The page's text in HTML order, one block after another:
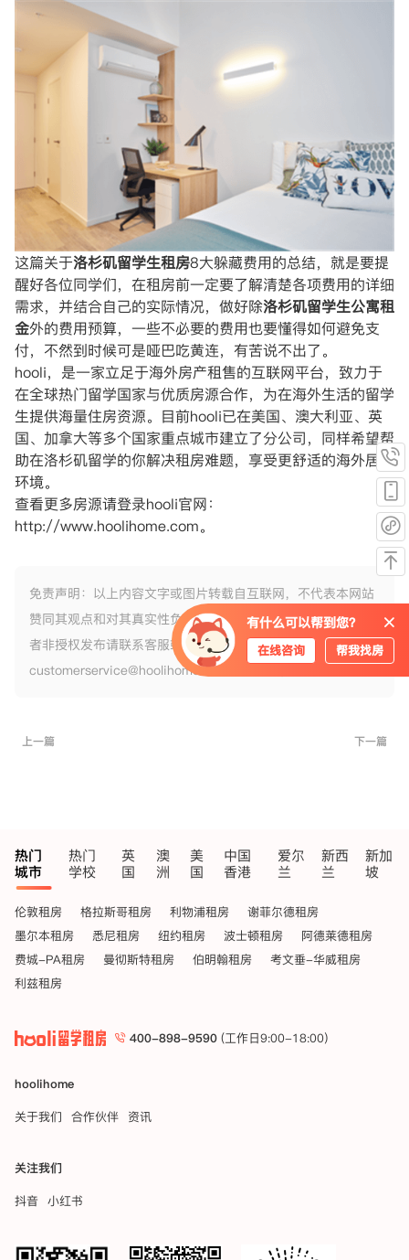
这篇关于洛杉矶留学生租房8大躲藏费用的总结，就是要提
醒好各位同学们，在租房前一定要了解清楚各项费用的详细
需求，并结合自己的实际情况，做好除洛杉矶留学生公寓租
金外的费用预算，一些不必要的费用也要懂得如何避免支
付，不然到时候可是哑巴吃黄连，有苦说不出了。
hooli，是一家立足于海外房产租售的互联网平台，致力于
在全球热门留学国家与优质房源合作，为在海外生活的留学
生提供海量住房资源。目前hooli已在美国、澳大利亚、英
国、加拿大等多个国家重点城市建立了分公司，同样希望帮
助在洛杉矶留学的你解决租房难题，享受更舒适的海外居住
环境。
查看更多房源请登录hooli官网：
http://www.hoolihome.com。
免责声明：以上内容文字或图片转载自互联网，不代表本网站
赞同其观点和对其真实性负责，如果以上内容侵犯您的版权或
者非授权发布请联系客服或发送邮件
customerservice@hoolihome.com申请删除，谢谢。
上一篇 下一篇
热门
城市
热门
学校
英
国
澳
洲
美
国
中国
香港
爱尔
兰
新西
兰
新加
坡
伦敦租房 格拉斯哥租房 利物浦租房
谢菲尔德租房
墨尔本租房
悉尼租房 纽约租房 波士顿租房
阿德莱德租房
费城-PA租房
曼彻斯特租房 伯明翰租房
考文垂-华威租房
利兹租房
400-898-9590 (工作日9:00-18:00)
hoolihome
关于我们
合作伙伴 资讯
关注我们
抖音
小红书
有什么可以帮到您？
在线咨询 帮我找房